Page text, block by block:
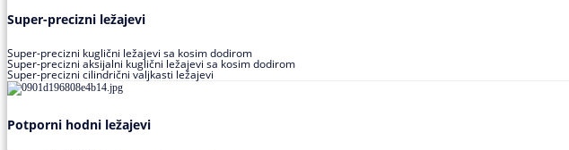
Super-precizni ležajevi
Super-precizni kuglični ležajevi sa kosim dodirom
Super-precizni aksijalni kuglični ležajevi sa kosim dodirom
Super-precizni cilindrični valjkasti ležajevi
Potporni hodni ležajevi